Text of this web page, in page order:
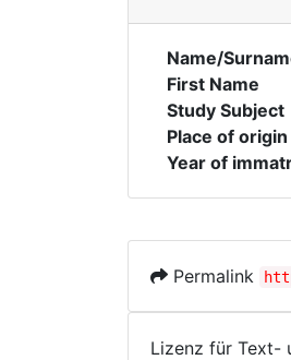
Name/
First Name
Study Subject
Place of origin
Year of
Permalink
Lizenz für Text-